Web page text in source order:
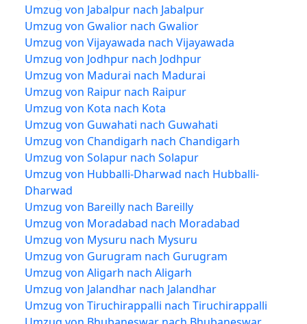
Umzug von Jabalpur nach Jabalpur
Umzug von Gwalior nach Gwalior
Umzug von Vijayawada nach Vijayawada
Umzug von Jodhpur nach Jodhpur
Umzug von Madurai nach Madurai
Umzug von Raipur nach Raipur
Umzug von Kota nach Kota
Umzug von Guwahati nach Guwahati
Umzug von Chandigarh nach Chandigarh
Umzug von Solapur nach Solapur
Umzug von Hubballi-Dharwad nach Hubballi-
Dharwad
Umzug von Bareilly nach Bareilly
Umzug von Moradabad nach Moradabad
Umzug von Mysuru nach Mysuru
Umzug von Gurugram nach Gurugram
Umzug von Aligarh nach Aligarh
Umzug von Jalandhar nach Jalandhar
Umzug von Tiruchirappalli nach Tiruchirappalli